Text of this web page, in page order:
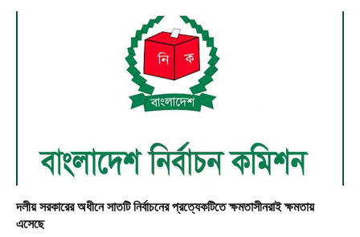
দলীয় সরকারের অধীনে সাতটি নির্বাচনের প্রত্যেকটিতে ক্ষমতাসীনরাই ক্ষমতায়
এসেছে